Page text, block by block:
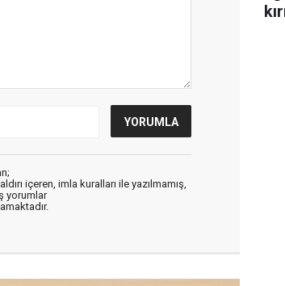
içeren, imla kuralları ile yazılmamış,
yorumlar